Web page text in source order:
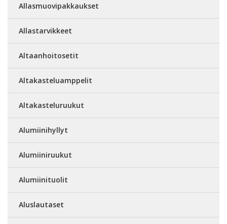
Allasmuovipakkaukset
Allastarvikkeet
Altaanhoitosetit
Altakasteluamppelit
Altakasteluruukut
Alumiinihyllyt
Alumiiniruukut
Alumiinituolit
Aluslautaset